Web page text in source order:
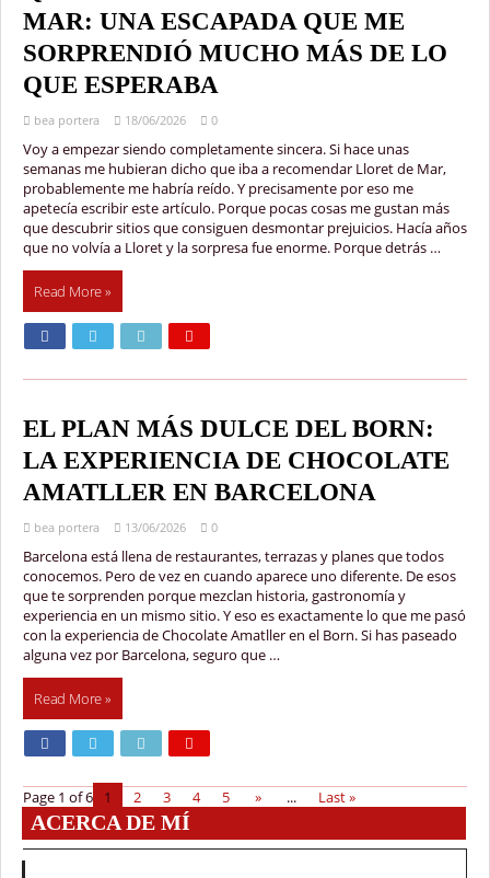
MAR: UNA ESCAPADA QUE ME
SORPRENDIÓ MUCHO MÁS DE LO
QUE ESPERABA
bea portera 18/06/2026 0
Voy a empezar siendo completamente sincera. Si hace unas
semanas me hubieran dicho que iba a recomendar Lloret de Mar,
probablemente me habría reído. Y precisamente por eso me
apetecía escribir este artículo. Porque pocas cosas me gustan más
que descubrir sitios que consiguen desmontar prejuicios. Hacía años
que no volvía a Lloret y la sorpresa fue enorme. Porque detrás …
Read More »
EL PLAN MÁS DULCE DEL BORN:
LA EXPERIENCIA DE CHOCOLATE
AMATLLER EN BARCELONA
bea portera 13/06/2026 0
Barcelona está llena de restaurantes, terrazas y planes que todos
conocemos. Pero de vez en cuando aparece uno diferente. De esos
que te sorprenden porque mezclan historia, gastronomía y
experiencia en un mismo sitio. Y eso es exactamente lo que me pasó
con la experiencia de Chocolate Amatller en el Born. Si has paseado
alguna vez por Barcelona, seguro que …
Read More »
Page 1 of 6 1 2 3 4 5 » ... Last »
ACERCA DE MÍ